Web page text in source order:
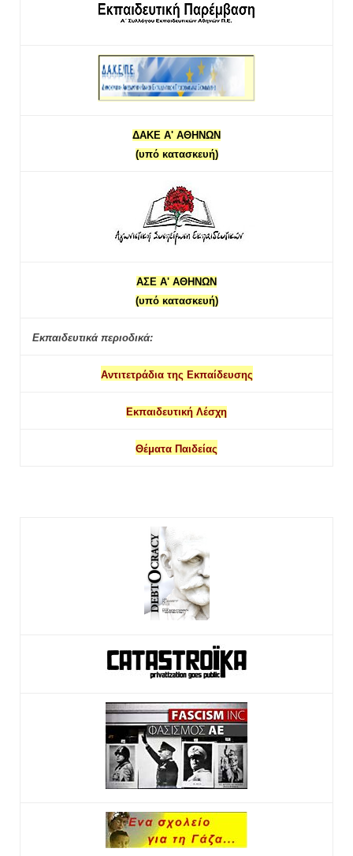
ΔΑΚΕ Α' ΑΘΗΝΩΝ
(υπό κατασκευή)
ΑΣΕ Α' ΑΘΗΝΩΝ
(υπό κατασκευή)
Εκπαιδευτικά περιοδικά:
Αντιτετράδια της Εκπαίδευσης
Εκπαιδευτική Λέσχη
Θέματα Παιδείας